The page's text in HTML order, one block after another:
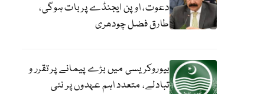
دعوت، اوپن ایجنڈے پر بات ہوگی،
طارق فضل چودھری
بیوروکریسی میں بڑے پیمانے پر تقرر و
تبادلے، متعدد اہم عہدوں پر نئی